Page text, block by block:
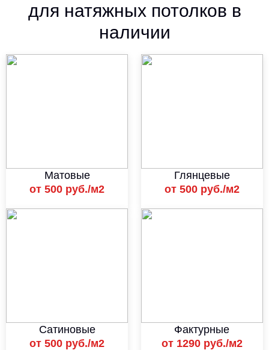
для натяжных потолков в
наличии
Матовые
от 500 руб./м2
Глянцевые
от 500 руб./м2
Сатиновые
от 500 руб./м2
Фактурные
от 1290 руб./м2